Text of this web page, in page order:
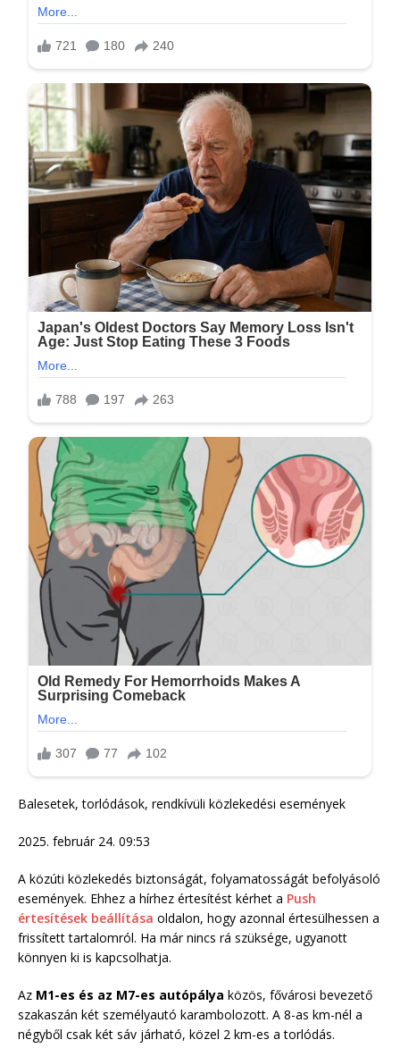
Balesetek, torlódások, rendkívüli közlekedési események
2025. február 24. 09:53
A közúti közlekedés biztonságát, folyamatosságát befolyásoló
események. Ehhez a hírhez értesítést kérhet a Push
értesítések beállítása oldalon, hogy azonnal értesülhessen a
frissített tartalomról. Ha már nincs rá szüksége, ugyanott
könnyen ki is kapcsolhatja.
Az M1-es és az M7-es autópálya közös, fővárosi bevezető
szakaszán két személyautó karambolozott. A 8-as km-nél a
négyből csak két sáv járható, közel 2 km-es a torlódás.